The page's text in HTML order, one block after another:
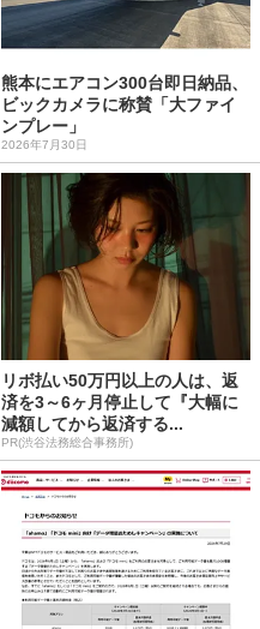
熊本にエアコン300台即日納品、
ビックカメラに称賛「大ファイ
ンプレー」
2026年7月30日
リボ払い50万円以上の人は、返
済を3～6ヶ月停止して『大幅に
減額してから返済する...
PR(渋谷法務総合事務所)